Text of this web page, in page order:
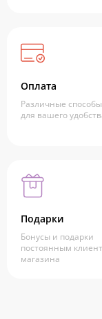
Оплата
Различные
для вашего
Подарки
Бонусы и подарки
постоянным
магазина